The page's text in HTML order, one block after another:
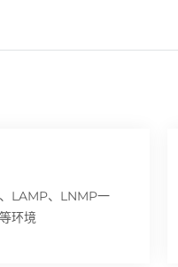
LAMP、LNMP一
环境